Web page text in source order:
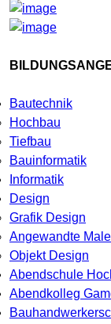
Bautechnik
Hochbau
Tiefbau
Bauinformatik
Informatik
Design
Grafik Design
Angewandte
Objekt Design
Abendschule
Abendkolleg